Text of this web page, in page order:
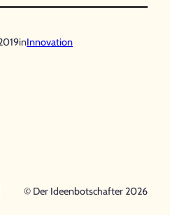
inInnovation
© Der Ideenbotschafter 2026